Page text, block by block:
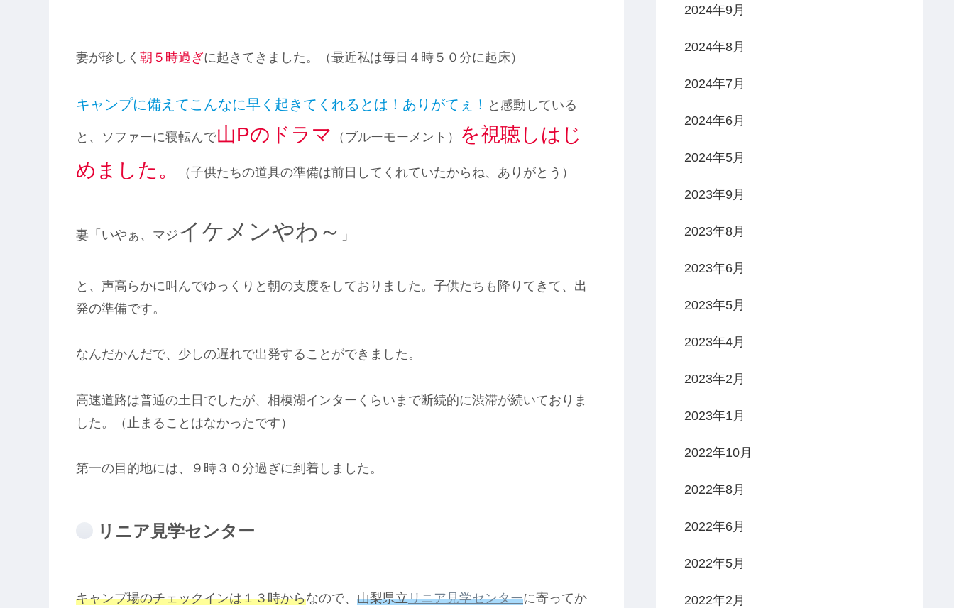
妻が珍しく 朝５時過ぎに起きてきました。（最近私は毎日４時５０分に起床）
キャンプに備えてこんなに早く起きてくれるとは！ありがてぇ！ と感動している
と、ソファーに寝転んで山Pのドラマ （ブルーモーメント）
を視聴しはじ
めました。
（子供たちの道具の準備は前日してくれていたからね、ありがとう）
妻「いやぁ、マジ イケメンやわ～ 」
と、声高らかに叫んでゆっくりと朝の支度をしておりました。子供たちも降りてきて、出
発の準備です。
なんだかんだで、少しの遅れで出発することができました。
高速道路は普通の土日でしたが、相模湖インターくらいまで断続的に渋滞が続いておりま
した。（止まることはなかったです）
第一の目的地には、９時３０分過ぎに到着しました。
リニア見学センター
キャンプ場のチェックインは１３時からなので、 山梨県立リニア見学センターに寄ってか
2024年9月
2024年8月
2024年7月
2024年6月
2024年5月
2023年9月
2023年8月
2023年6月
2023年5月
2023年4月
2023年2月
2023年1月
2022年10月
2022年8月
2022年6月
2022年5月
2022年2月